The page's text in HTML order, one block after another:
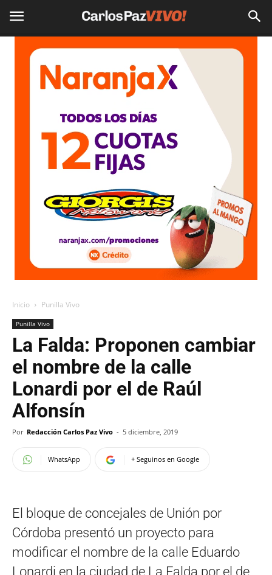
Inicio Punilla Vivo
Punilla Vivo
La Falda: Proponen cambiar
el nombre de la calle
Lonardi por el de Raúl
Alfonsín
Por Redacción Carlos Paz Vivo - 5 diciembre, 2019
WhatsApp + Seguinos en Google
El bloque de concejales de Unión por
Córdoba presentó un proyecto para
modificar el nombre de la calle Eduardo
Lonardi en la ciudad de La Falda por el de